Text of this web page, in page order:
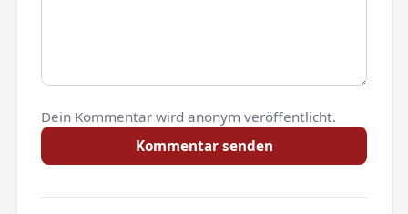
Dein Kommentar wird anonym veröffentlicht.
Kommentar senden